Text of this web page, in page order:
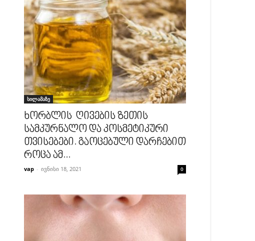
სილამაზე
ხორბლის ღივების ზეთის
სამკურნალო და კოსმეტიკური
თვისებები. გაოცებული დარჩებით
როცა ამ...
vap - ივნისი 18, 2021 0